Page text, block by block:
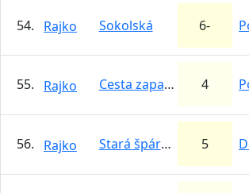
54. Rajko Sokolská 6-
55. Rajko Cesta zapadajúceho slnka 4
56. Rajko Stará špára - Východný múr 5